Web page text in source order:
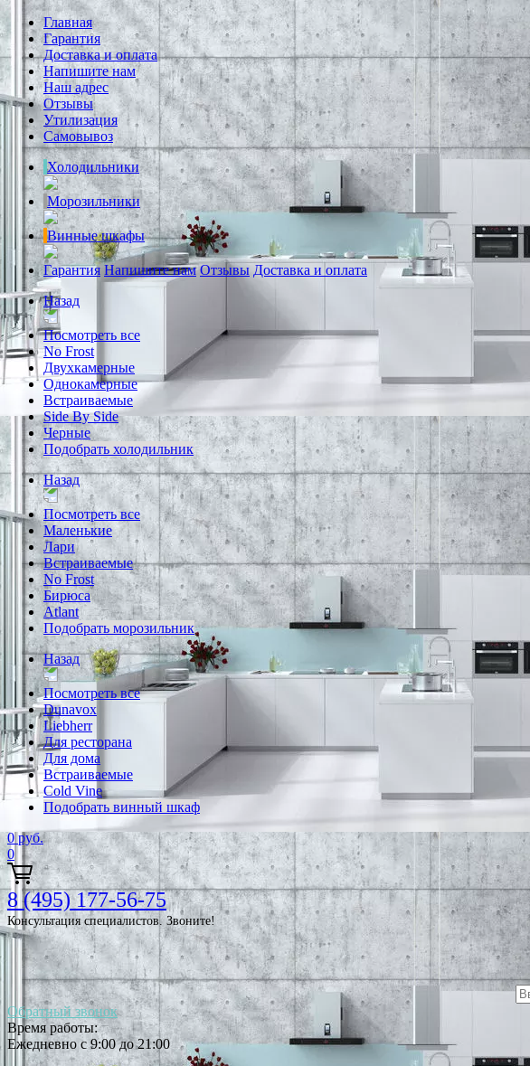
Главная
Гарантия
Доставка и оплата
Напишите нам
Наш адрес
Отзывы
Утилизация
Самовывоз
Холодильники
Морозильники
Винные шкафы
Гарантия Напишите нам Отзывы Доставка и оплата
Назад
Посмотреть все
No Frost
Двухкамерные
Однокамерные
Встраиваемые
Side By Side
Черные
Подобрать холодильник
Назад
Посмотреть все
Маленькие
Лари
Встраиваемые
No Frost
Бирюса
Atlant
Подобрать морозильник
Назад
Посмотреть все
Dunavox
Liebherr
Для ресторана
Для дома
Встраиваемые
Cold Vine
Подобрать винный шкаф
0 руб.
0
8 (495) 177-56-75
Консультация специалистов. Звоните!
Обратный звонок
Время работы:
Ежедневно с 9:00 до 21:00